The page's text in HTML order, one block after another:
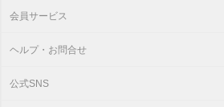
会員サービス
ヘルプ・お問合せ
公式SNS